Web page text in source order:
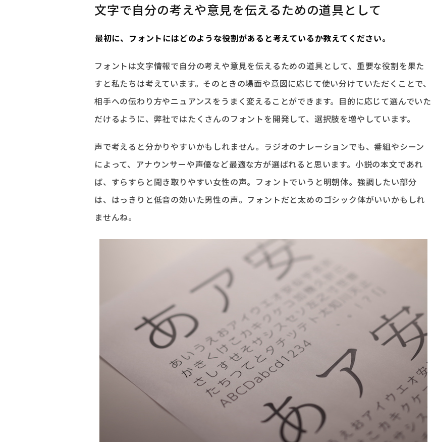
文字で自分の考えや意見を伝えるための道具として
――最初に、フォントにはどのような役割があると考えているか教えてください。
フォントは文字情報で自分の考えや意見を伝えるための道具として、重要な役割を果た
すと私たちは考えています。そのときの場面や意図に応じて使い分けていただくことで、
相手への伝わり方やニュアンスをうまく変えることができます。目的に応じて選んでいた
だけるように、弊社ではたくさんのフォントを開発して、選択肢を増やしています。
声で考えると分かりやすいかもしれません。ラジオのナレーションでも、番組やシーン
によって、アナウンサーや声優など最適な方が選ばれると思います。小説の本文であれ
ば、すらすらと聞き取りやすい女性の声。フォントでいうと明朝体。強調したい部分
は、はっきりと低音の効いた男性の声。フォントだと太めのゴシック体がいいかもしれ
ませんね。